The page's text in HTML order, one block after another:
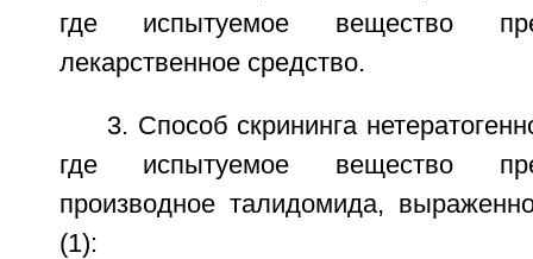
где испытуемое вещество
лекарственное средство.
3. Способ скрининга
где испытуемое вещество
производное талидомида,
(1):